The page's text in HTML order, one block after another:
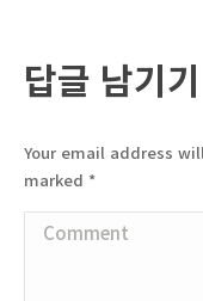
답글 남기기
Your email address
marked *
Comment